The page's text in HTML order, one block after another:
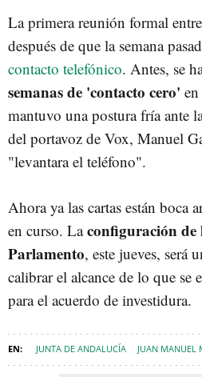
La primera reunión formal
después de que la semana
contacto telefónico. Antes, se
semanas de 'contacto cero'
mantuvo una postura fría ante
del portavoz de Vox, Manuel
"levantara el teléfono".
Ahora ya las cartas están boca
en curso. Laconfiguración de
Parlamento, este jueves, será
calibrar el alcance de lo que se
para el acuerdo de investidura.
JUNTA DE ANDALUCÍA JUAN MANUEL